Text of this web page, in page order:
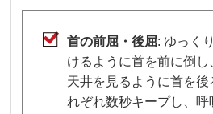
首の前屈・後屈: ゆっく
けるように首を前に倒し
天井を見るように首を
れぞれ数秒キープし、呼